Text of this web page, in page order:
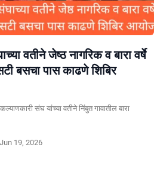
वतीने जेष्ठ नागरिक व बारा वर्षे
बसचा पास काढणे शिबिर
संघ यांच्या वतीने निंबुत गावातील बारा
Jun 19, 2026